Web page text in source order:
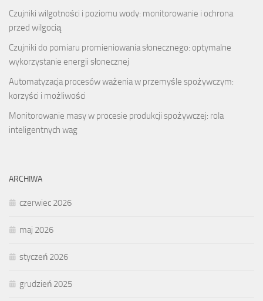
Czujniki wilgotności i poziomu wody: monitorowanie i ochrona
przed wilgocią
Czujniki do pomiaru promieniowania słonecznego: optymalne
wykorzystanie energii słonecznej
Automatyzacja procesów ważenia w przemyśle spożywczym:
korzyści i możliwości
Monitorowanie masy w procesie produkcji spożywczej: rola
inteligentnych wag
ARCHIWA
czerwiec 2026
maj 2026
styczeń 2026
grudzień 2025